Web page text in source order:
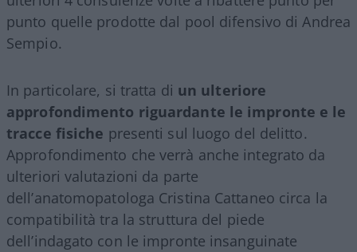
punto quelle prodotte dal pool difensivo di Andrea
Sempio.
In particolare, si tratta di un ulteriore
approfondimento riguardante le impronte e le
tracce fisiche presenti sul luogo del delitto.
Approfondimento che verrà anche integrato da
ulteriori valutazioni da parte
dell’anatomopatologa Cristina Cattaneo circa la
compatibilità tra la struttura del piede
dell’indagato con le impronte insanguinate